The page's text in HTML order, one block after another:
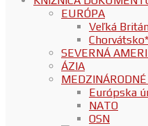
EURÓPA
Veľká
Chorvátsko*
SEVERNÁ
ÁZIA
Európska
NATO
OSN